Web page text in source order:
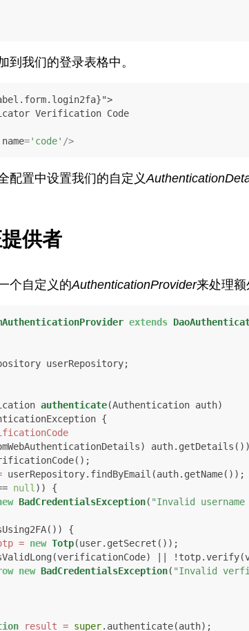
到我们的登录表格中。
    Google Authenticator Verification Code
name='code' />
配置中设置我们的自定义
供者
个自定义的AuthenticationProvider来处理额
extends
userRepository;
authenticate(Authentication auth)
{
auth.getDetails())
userRepository.findByEmail(auth.getName());
null )) {
BadCredentialsException( "Invalid username
{
= new Totp(user.getSecret());
||
new BadCredentialsException( "Invalid
result = super.authenticate(auth);